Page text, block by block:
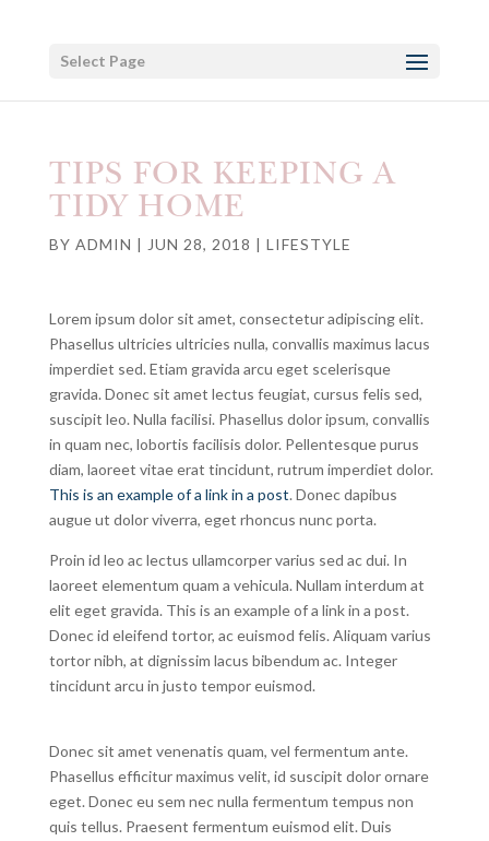
Select Page
TIPS FOR KEEPING A
TIDY HOME
BY ADMIN | JUN 28, 2018 | LIFESTYLE
Lorem ipsum dolor sit amet, consectetur adipiscing elit.
Phasellus ultricies ultricies nulla, convallis maximus lacus
imperdiet sed. Etiam gravida arcu eget scelerisque
gravida. Donec sit amet lectus feugiat, cursus felis sed,
suscipit leo. Nulla facilisi. Phasellus dolor ipsum, convallis
in quam nec, lobortis facilisis dolor. Pellentesque purus
diam, laoreet vitae erat tincidunt, rutrum imperdiet dolor.
This is an example of a link in a post. Donec dapibus
augue ut dolor viverra, eget rhoncus nunc porta.
Proin id leo ac lectus ullamcorper varius sed ac dui. In
laoreet elementum quam a vehicula. Nullam interdum at
elit eget gravida. This is an example of a link in a post.
Donec id eleifend tortor, ac euismod felis. Aliquam varius
tortor nibh, at dignissim lacus bibendum ac. Integer
tincidunt arcu in justo tempor euismod.
Donec sit amet venenatis quam, vel fermentum ante.
Phasellus efficitur maximus velit, id suscipit dolor ornare
eget. Donec eu sem nec nulla fermentum tempus non
quis tellus. Praesent fermentum euismod elit. Duis